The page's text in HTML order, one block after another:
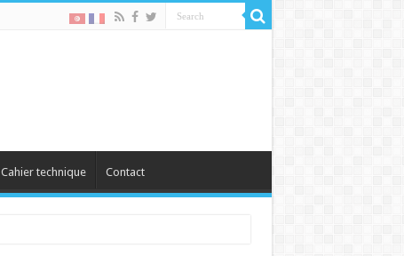
Cahier technique Contact